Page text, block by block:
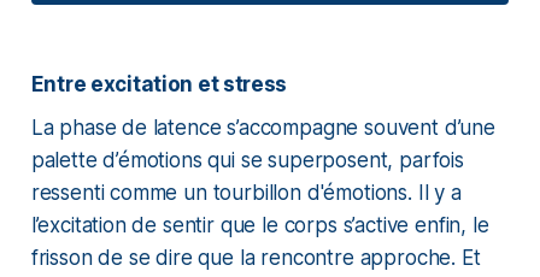
Entre excitation et stress
La phase de latence s’accompagne souvent d’une
palette d’émotions qui se superposent, parfois
ressenti comme un tourbillon d'émotions. Il y a
l’excitation de sentir que le corps s’active enfin, le
frisson de se dire que la rencontre approche. Et